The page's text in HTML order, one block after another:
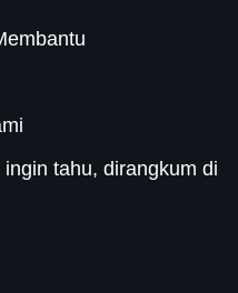
tahu, dirangkum di